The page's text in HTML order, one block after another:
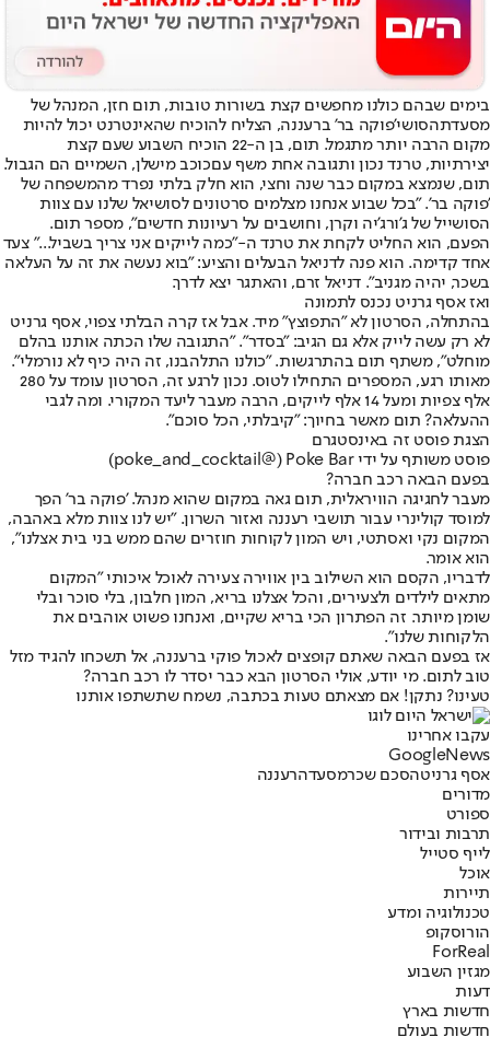
בימים שבהם כולנו מחפשים קצת בשורות טובות, תום חזן, המנהל של
מסעדתהסושי'פוקה בר' ברעננה, הצליח להוכיח שהאינטרנט יכול להיות
מקום הרבה יותר מתגמל. תום, בן ה-22 הוכיח השבוע שעם קצת
יצירתיות, טרנד נכון ותגובה אחת משף עםכוכב מישלן, השמיים הם הגבול.
תום, שנמצא במקום כבר שנה וחצי, הוא חלק בלתי נפרד מהמשפחה של
'פוקה בר'. "בכל שבוע אנחנו מצלמים סרטונים לסושיאל שלנו עם צוות
הסושייל של ג'ורג'יה וקרן, וחושבים על רעיונות חדשים", מספר תום.
הפעם, הוא החליט לקחת את טרנד ה-"כמה לייקים אני צריך בשביל..." צעד
אחד קדימה. הוא פנה לדניאל הבעלים והציע: "בוא נעשה את זה על העלאה
בשכר, יהיה מגניב". דניאל זרם, והאתגר יצא לדרך.
ואז אסף גרניט נכנס לתמונה
בהתחלה, הסרטון לא "התפוצץ" מיד. אבל אז קרה הבלתי צפוי, אסף גרניט
לא רק עשה לייק אלא גם הגיב: "בסדר". "התגובה שלו הכתה אותנו בהלם
מוחלט", משתף תום בהתרגשות. "כולנו התלהבנו, זה היה כיף לא נורמלי".
מאותו רגע, המספרים התחילו לטוס. נכון לרגע זה, הסרטון עומד על 280
אלף צפיות ומעל 14 אלף לייקים, הרבה מעבר ליעד המקורי. ומה לגבי
ההעלאה? תום מאשר בחיוך: "קיבלתי, הכל סוכם".
הצגת פוסט זה באינסטגרם
פוסט משותף על ידי ‏‎Poke Bar‎‏ (@‏‎poke_and_cocktail‎‏)
בפעם הבאה רכב חברה?
מעבר לחגיגה הוויראלית, תום גאה במקום שהוא מנהל. 'פוקה בר' הפך
למוסד קולינרי עבור תושבי רעננה ואזור השרון. "יש לנו צוות מלא באהבה,
המקום נקי ואסתטי, ויש המון לקוחות חוזרים שהם ממש בני בית אצלנו",
הוא אומר.
לדבריו, הקסם הוא השילוב בין אווירה צעירה לאוכל איכותי "המקום
מתאים לילדים ולצעירים, והכל אצלנו בריא, המון חלבון, בלי סוכר ובלי
שומן מיותר. זה הפתרון הכי בריא שקיים, ואנחנו פשוט אוהבים את
הלקוחות שלנו".
אז בפעם הבאה שאתם קופצים לאכול פוקי ברעננה, אל תשכחו להגיד מזל
טוב לתום. מי יודע, אולי הסרטון הבא כבר יסדר לו רכב חברה?
טעינו? נתקן! אם מצאתם טעות בכתבה, נשמח שתשתפו אותנו
עקבו אחרינו
GoogleNews
אסף גרניטהסכם שכרמסעדהרעננה
מדורים
ספורט
תרבות ובידור
לייף סטייל
אוכל
תיירות
טכנולוגיה ומדע
הורוסקופ
ForReal
מגזין השבוע
דעות
חדשות בארץ
חדשות בעולם